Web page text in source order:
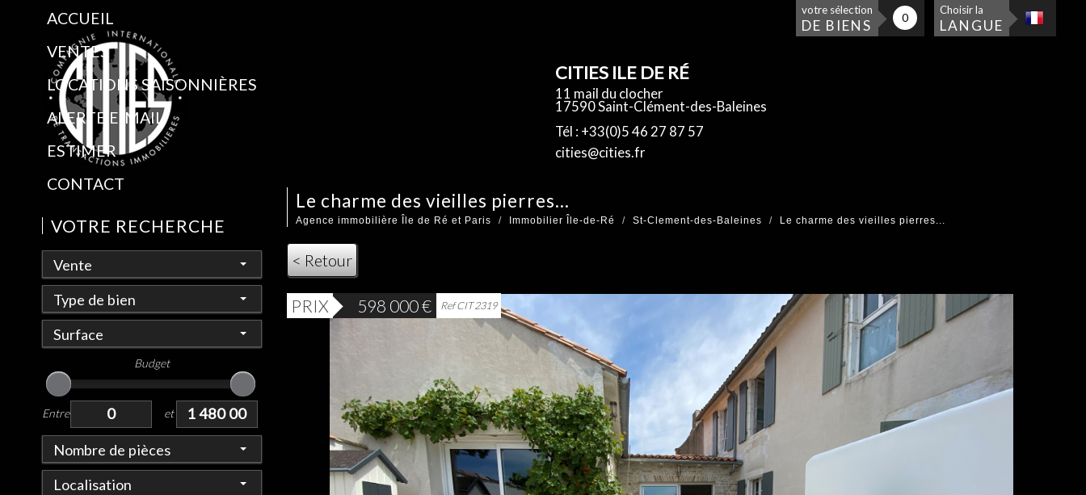
votre sélection
DE BIENS 0
Choisir la
LANGUE
CITIES ILE DE RÉ
11 mail du clocher
17590 Saint-Clément-des-Baleines
Tél : +33(0)5 46 27 87 57
cities@cities.fr
ACCUEIL
VENTES
LOCATIONS SAISONNIÈRES
ALERTE E-MAIL
ESTIMER
CONTACT
VOTRE RECHERCHE
Vente
Type de bien
Surface
Budget
Entre et
Nombre de pièces
Localisation
le charme des vieilles pierres...
Agence immobilière Île de Ré et Paris Immobilier Île-de-Ré St-Clement-des-Baleines Le charme des vieilles pierres...
< Retour
PRIX 598 000€ Ref CIT 2319